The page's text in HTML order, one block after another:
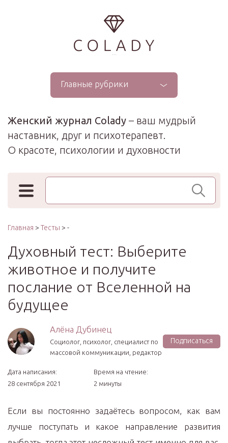
...
Главные рубрики
Женский журнал Colady – ваш мудрый
наставник, друг и психотерапевт.
О красоте, психологии и духовности
Поиск по сайту
Главная > Тесты > -
Духовный тест: Выберите
животное и получите
послание от Вселенной на
будущее
Алёна Дубинец
Социолог, психолог, специалист по
массовой коммуникации, редактор
Подписаться
Дата написания:
28 сентября 2021
Время на чтение:
2 минуты
Если вы постоянно задаётесь вопросом, как вам
лучше поступать и какое направление развития